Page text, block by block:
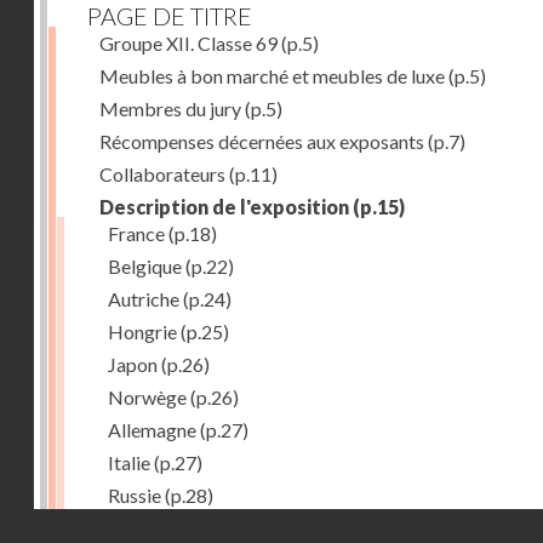
PAGE DE TITRE
Groupe XII. Classe 69(p.5)
Meubles à bon marché et meubles de luxe(p.5)
Membres du jury(p.5)
Récompenses décernées aux exposants (p.7)
Collaborateurs (p.11)
Description de l'exposition (p.15)
France(p.18)
Belgique(p.22)
Autriche(p.24)
Hongrie(p.25)
Japon(p.26)
Norwège(p.26)
Allemagne(p.27)
Italie(p.27)
Russie(p.28)